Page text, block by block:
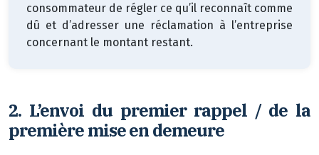
consommateur de régler ce qu’il reconnaît comme
dû et d’adresser une réclamation à l’entreprise
concernant le montant restant.
2. L’envoi du premier rappel / de la
première mise en demeure